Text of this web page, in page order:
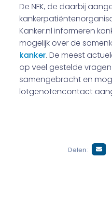
De NFK, de daarbij
Kanker.nl informeren
mogelijk over de
kanker. De meest
op veel gestelde
samengebracht en
lotgenotencontact
Delen: